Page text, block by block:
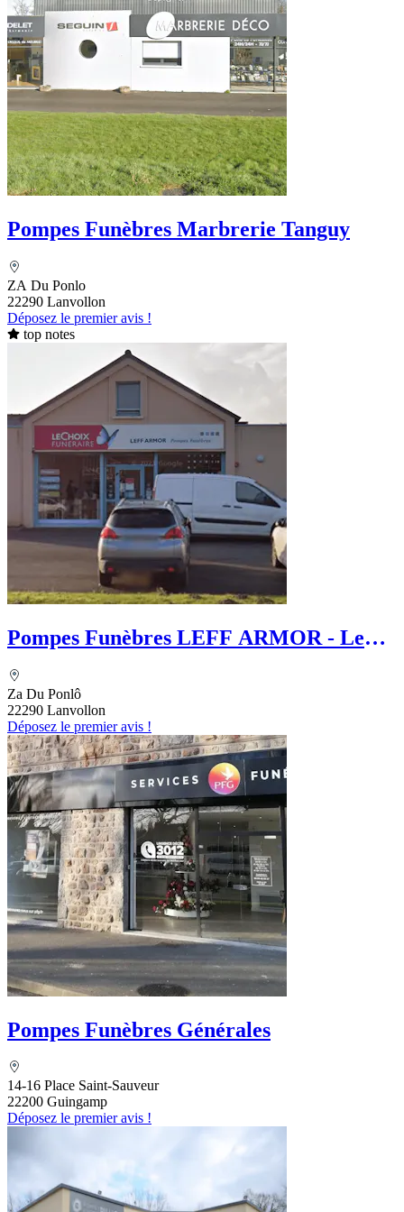
Pompes Funèbres Marbrerie Tanguy
ZA Du Ponlo
22290 Lanvollon
Déposez le premier avis !
top notes
Pompes Funèbres LEFF ARMOR - Le
Za Du Ponlô
22290 Lanvollon
Déposez le premier avis !
Pompes Funèbres Générales
14-16 Place Saint-Sauveur
22200 Guingamp
Déposez le premier avis !